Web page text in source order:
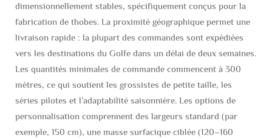
dimensionnellement stables, spécifiquement conçus pour la
fabrication de thobes. La proximité géographique permet une
livraison rapide : la plupart des commandes sont expédiées
vers les destinations du Golfe dans un délai de deux semaines.
Les quantités minimales de commande commencent à 300
mètres, ce qui soutient les grossistes de petite taille, les
séries pilotes et l’adaptabilité saisonnière. Les options de
personnalisation comprennent des largeurs standard (par
exemple, 150 cm), une masse surfacique ciblée (120–160